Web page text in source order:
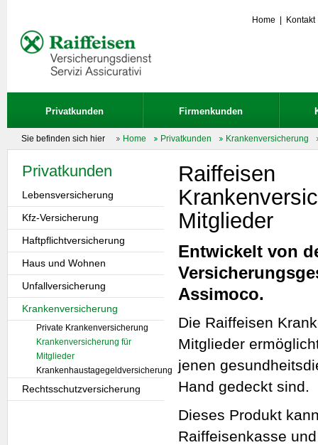
Home Kontakt
Privatkunden Firmenkunden
Sie befinden sich hier Home Privatkunden Krankenversicherung
Raiffeisen
Mitglieder
Entwickelt von
Assimoco.
Die Raiffeisen
Mitglieder
jenen
Hand gedeckt sind.
Dieses Produkt
Raiffeisenkasse
Privatkunden
Lebensversicherung
Kfz-Versicherung
Haftpflichtversicherung
Haus und Wohnen
Unfallversicherung
Krankenversicherung
Private Krankenversicherung
Krankenversicherung für
Mitglieder
Krankenhaustagegeldversicherung
Rechtsschutzversicherung